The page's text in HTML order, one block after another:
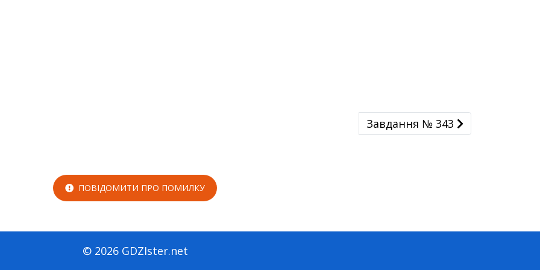
Завдання № 343
Завдання № 343
ПОВІДОМИТИ ПРО ПОМИЛКУ
© 2026 GDZIster.net